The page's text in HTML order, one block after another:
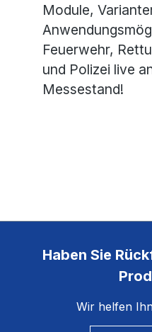
Module,
Feuerwehr,
und Polizei live
Messestand!
Haben Sie
Wir helfen